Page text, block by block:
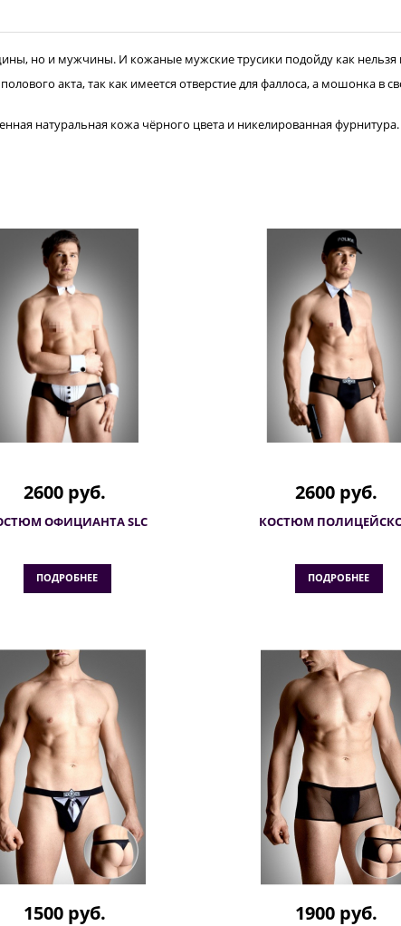
но и мужчины. И кожаные мужские трусики подойду как нельзя
акта, так как имеется отверстие для фаллоса, а мошонка в
натуральная кожа чёрного цвета и никелированная фурнитура.
2600 руб.
ОФИЦИАНТА SLC
ПОДРОБНЕЕ
2600 руб.
КОСТЮМ
ПОДРОБНЕЕ
1500 руб. 1900 руб.